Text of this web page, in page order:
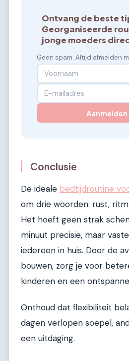
Ontvang de beste
Georganiseerde
jonge moeders
Geen spam. Altijd afmelden
Conclusie
De ideale bedtijdroutine
om drie woorden: rust,
Het hoeft geen strak
minuut precisie, maar
iedereen in huis. Door de
bouwen, zorg je voor
kinderen en een
Onthoud dat flexibiliteit
dagen verlopen soepel,
een uitdaging.